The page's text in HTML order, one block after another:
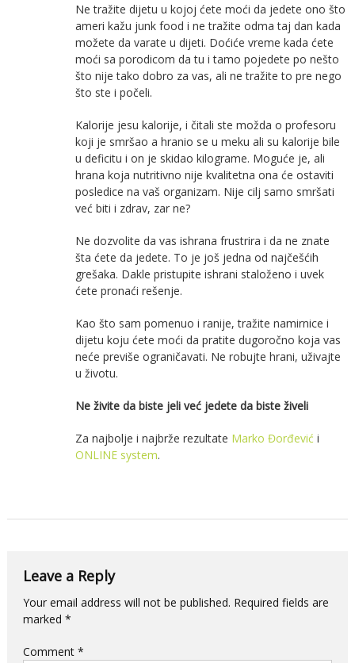
Ne tražite dijetu u kojoj ćete moći da jedete ono što
ameri kažu junk food i ne tražite odma taj dan kada
možete da varate u dijeti. Doćiće vreme kada ćete
moći sa porodicom da tu i tamo pojedete po nešto
što nije tako dobro za vas, ali ne tražite to pre nego
što ste i počeli.
Kalorije jesu kalorije, i čitali ste možda o profesoru
koji je smršao a hranio se u meku ali su kalorije bile
u deficitu i on je skidao kilograme. Moguće je, ali
hrana koja nutritivno nije kvalitetna ona će ostaviti
posledice na vaš organizam. Nije cilj samo smršati
već biti i zdrav, zar ne?
Ne dozvolite da vas ishrana frustrira i da ne znate
šta ćete da jedete. To je još jedna od najčešćih
grešaka. Dakle pristupite ishrani staloženo i uvek
ćete pronaći rešenje.
Kao što sam pomenuo i ranije, tražite namirnice i
dijetu koju ćete moći da pratite dugoročno koja vas
neće previše ograničavati. Ne robujte hrani, uživajte
u životu.
Ne živite da biste jeli već jedete da biste živeli
Za najbolje i najbrže rezultate Marko Đorđević i
ONLINE system.
Leave a Reply
Your email address will not be published. Required fields are
marked *
Comment *